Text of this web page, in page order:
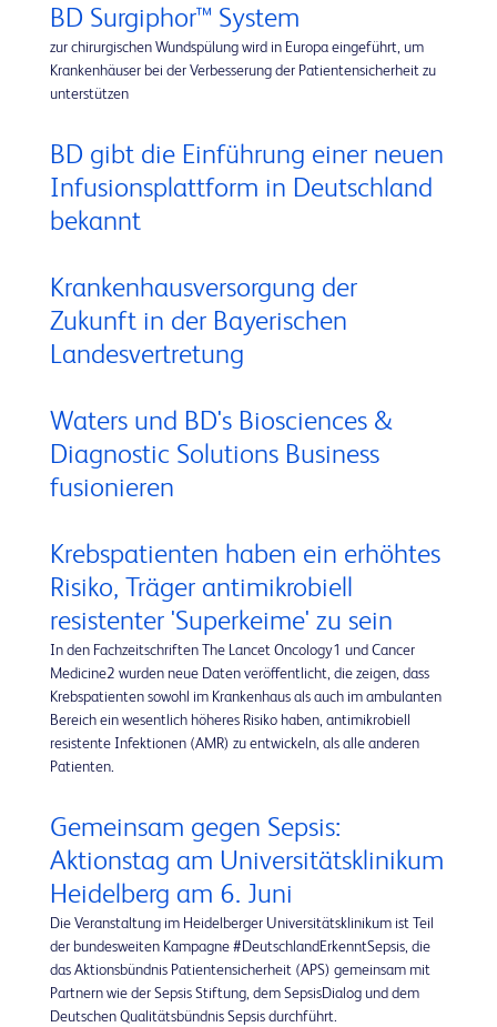
BD Surgiphor™ System
zur chirurgischen Wundspülung wird in Europa eingeführt, um
Krankenhäuser bei der Verbesserung der Patientensicherheit zu
unterstützen
BD gibt die Einführung einer neuen
Infusionsplattform in Deutschland
bekannt
Krankenhausversorgung der
Zukunft in der Bayerischen
Landesvertretung
Waters und BD's Biosciences &
Diagnostic Solutions Business
fusionieren
Krebspatienten haben ein erhöhtes
Risiko, Träger antimikrobiell
resistenter 'Superkeime' zu sein
In den Fachzeitschriften The Lancet Oncology1 und Cancer
Medicine2 wurden neue Daten veröffentlicht, die zeigen, dass
Krebspatienten sowohl im Krankenhaus als auch im ambulanten
Bereich ein wesentlich höheres Risiko haben, antimikrobiell
resistente Infektionen (AMR) zu entwickeln, als alle anderen
Patienten.
Gemeinsam gegen Sepsis:
Aktionstag am Universitätsklinikum
Heidelberg am 6. Juni
Die Veranstaltung im Heidelberger Universitätsklinikum ist Teil
der bundesweiten Kampagne #DeutschlandErkenntSepsis, die
das Aktionsbündnis Patientensicherheit (APS) gemeinsam mit
Partnern wie der Sepsis Stiftung, dem SepsisDialog und dem
Deutschen Qualitätsbündnis Sepsis durchführt.